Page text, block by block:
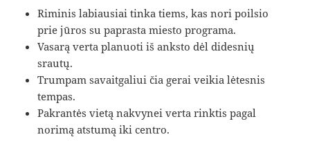
Riminis labiausiai tinka tiems, kas nori poilsio
prie jūros su paprasta miesto programa.
Vasarą verta planuoti iš anksto dėl didesnių
srautų.
Trumpam savaitgaliui čia gerai veikia lėtesnis
tempas.
Pakrantės vietą nakvynei verta rinktis pagal
norimą atstumą iki centro.